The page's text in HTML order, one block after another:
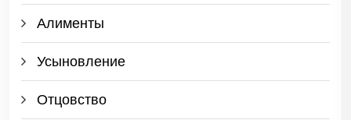
Алименты
Усыновление
Отцовство